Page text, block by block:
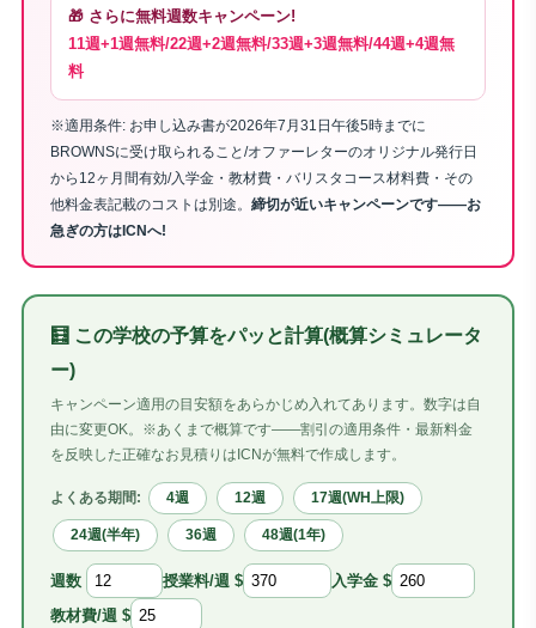
🎁 さらに無料週数キャンペーン!
11週+1週無料/22週+2週無料/33週+3週無料/44週+4週無
料
※適用条件: お申し込み書が2026年7月31日午後5時までに
BROWNSに受け取られること/オファーレターのオリジナル発行日
から12ヶ月間有効/入学金・教材費・バリスタコース材料費・その
他料金表記載のコストは別途。 締切が近いキャンペーンです——お
急ぎの方はICNへ!
🧮 この学校の予算をパッと計算(概算シミュレータ
ー)
キャンペーン適用の目安額をあらかじめ入れてあります。数字は自
由に変更OK。※あくまで概算です——割引の適用条件・最新料金
を反映した正確なお見積りはICNが無料で作成します。
よくある期間: 4週 12週 17週(WH上限)
24週(半年) 36週 48週(1年)
週数 授業料/週 $ 入学金 $
教材費/週 $